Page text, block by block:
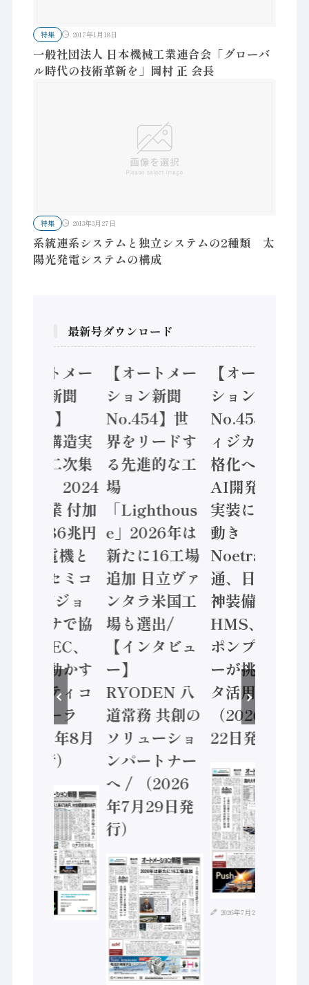
特集 2017年1月18日
一般社団法人 日本機械工業連合会「グローバ
ル時代の技術革新を」岡村 正 会長
特集 2013年3月27日
系統連系システムと独立システムの2種類 太
陽光発電システムの構成
最新号ダウンロード
【オートメー
ション新聞
No.455】
「経済構造実
態調査二次集
計結果」2024
年製造業 付加
価値額86兆円
/ 三菱電機と
ソニーセミコ
ン AIビジョ
ンセンサで協
業 / IDEC、
安全に動かす
セーフティコ
ントローラ
（2026年8月
5日発行）
【オートメー
ション新聞
No.454】世
界をリードす
る先進的な工
場
「Lighthous
e」2026年は
新たに16工場
追加 日立ヴァ
ンタラ米国工
場も選出/
【インタビュ
ー】
RYODEN 八
道常務 共創の
ソリューショ
ンパートナー
へ / （2026
年7月29日発
行）
【オートメー
ション新聞
No.453】フ
ィジカルAI本
格化へ 国産
AI開発や社会
実装に活発な
動き
Noetra、富士
通、日立 / 兵
神装備 ×
HMS、老舗
ポンプメーカ
ーが挑むデー
タ活用 など
（2026年7月
22日発行）
2026年7月21日